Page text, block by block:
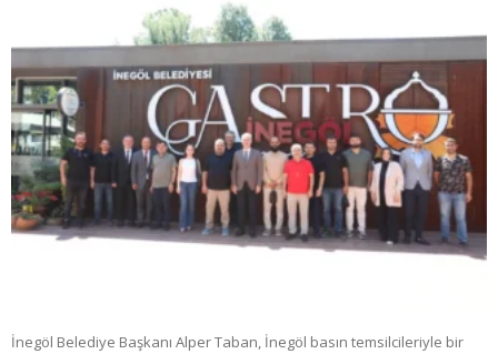
İnegöl Belediye Başkanı Alper Taban, İnegöl basın temsilcileriyle bir